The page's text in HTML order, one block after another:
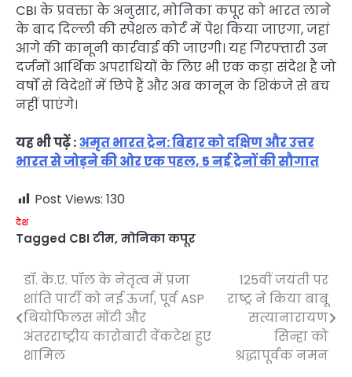
CBI के प्रवक्ता के अनुसार, मोनिका कपूर को भारत लाने
के बाद दिल्ली की स्पेशल कोर्ट में पेश किया जाएगा, जहां
आगे की कानूनी कार्रवाई की जाएगी। यह गिरफ्तारी उन
दर्जनों आर्थिक अपराधियों के लिए भी एक कड़ा संदेश है जो
वर्षों से विदेशों में छिपे हैं और अब कानून के शिकंजे से बच
नहीं पाएंगे।
यह भी पढ़ें :अमृत भारत ट्रेन: बिहार को दक्षिण और उत्तर
भारत से जोड़ने की ओर एक पहल, 5 नई ट्रेनों की सौगात
Post Views: 130
देश
Tagged CBI टीम, मोनिका कपूर
Post
navigation
डॉ. के.ए. पॉल के नेतृत्व में प्रजा
शांति पार्टी को नई ऊर्जा, पूर्व ASP
थियोफिलस मोंटी और
अंतरराष्ट्रीय कारोबारी वेंकटेश हुए
शामिल
125वीं जयंती पर
राष्ट्र ने किया बाबू
सत्यानारायण
सिन्हा को
श्रद्धापूर्वक नमन